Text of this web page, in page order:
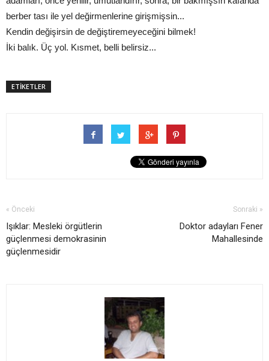
berber tası ile yel değirmenlerine girişmişsin...
Kendin değişirsin de değiştiremeyeceğini bilmek!
İki balık. Üç yol. Kısmet, belli belirsiz...
ETİKETLER
« Önceki
Işıklar: Mesleki örgütlerin
güçlenmesi demokrasinin
güçlenmesidir
Sonraki »
Doktor adayları Fener
Mahallesinde